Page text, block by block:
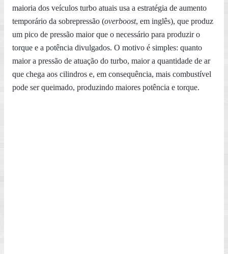
maioria dos veículos turbo atuais usa a estratégia de aumento
temporário da sobrepressão (overboost, em inglês), que produz
um pico de pressão maior que o necessário para produzir o
torque e a potência divulgados. O motivo é simples: quanto
maior a pressão de atuação do turbo, maior a quantidade de ar
que chega aos cilindros e, em consequência, mais combustível
pode ser queimado, produzindo maiores potência e torque.